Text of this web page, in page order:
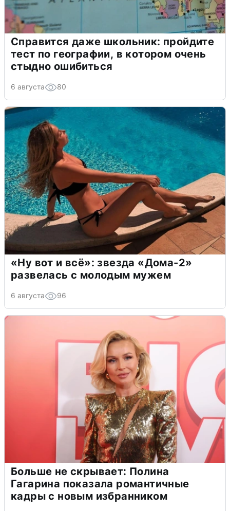
Справится даже школьник: пройдите
тест по географии, в котором очень
стыдно ошибиться
6 августа 80
«Ну вот и всё»: звезда «Дома-2»
развелась с молодым мужем
6 августа 96
Больше не скрывает: Полина
Гагарина показала романтичные
кадры с новым избранником